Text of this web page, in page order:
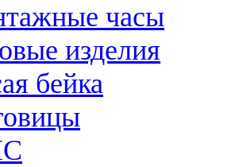
часы
изделия
бейка